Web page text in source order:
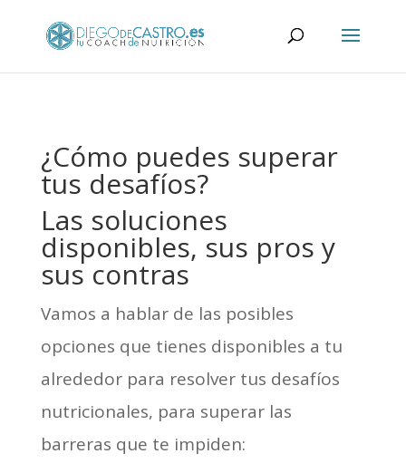
¿Cómo puedes superar
tus desafíos?
Las soluciones
disponibles, sus pros y
sus contras
Vamos a hablar de las posibles
opciones que tienes disponibles a tu
alrededor para resolver tus desafíos
nutricionales, para superar las
barreras que te impiden: